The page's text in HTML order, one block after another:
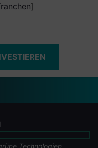
]
Technologien